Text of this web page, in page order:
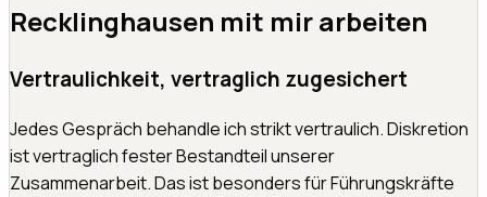
Recklinghausen mit mir arbeiten
Vertraulichkeit, vertraglich zugesichert
Jedes Gespräch behandle ich strikt vertraulich. Diskretion
ist vertraglich fester Bestandteil unserer
Zusammenarbeit. Das ist besonders für Führungskräfte